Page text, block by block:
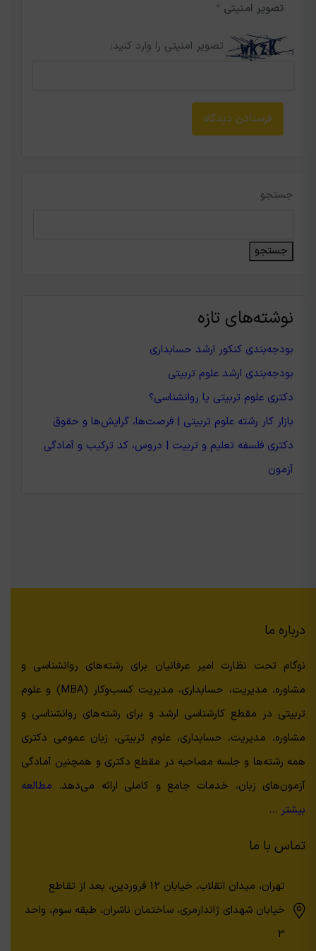
تصویر امنیتی *
تصویر امنیتی را وارد کنید:
جستجو
جستجو
نوشته‌های تازه
بودجه‌بندی کنکور ارشد حسابداری
بودجه‌بندی ارشد علوم تربیتی
دکتری علوم تربیتی یا روانشناسی؟
بازار کار رشته علوم تربیتی | فرصت‌ها، گرایش‌ها و حقوق
دکتری فلسفه تعلیم و تربیت | دروس، کد ترکیب و آمادگی
آزمون
درباره ما
نوگام تحت نظارت امیر عرفانیان برای رشته‌های روانشناسی و
مشاوره، مدیریت، حسابداری، مدیریت کسب‌وکار (MBA) و علوم
تربیتی در مقطع کارشناسی ارشد و برای رشته‌های روانشناسی و
مشاوره، مدیریت، حسابداری، علوم تربیتی، زبان عمومی دکتری
همه رشته‌ها و جلسه مصاحبه در مقطع دکتری و همچنین آمادگی
آزمون‌های زبان، خدمات جامع و کاملی ارائه می‌دهد. مطالعه
بیشتر …
تماس با ما
تهران، میدان انقلاب، خیابان 12 فروردین، بعد از تقاطع
خیابان شهدای ژاندارمری، ساختمان ناشران، طبقه سوم، واحد
3